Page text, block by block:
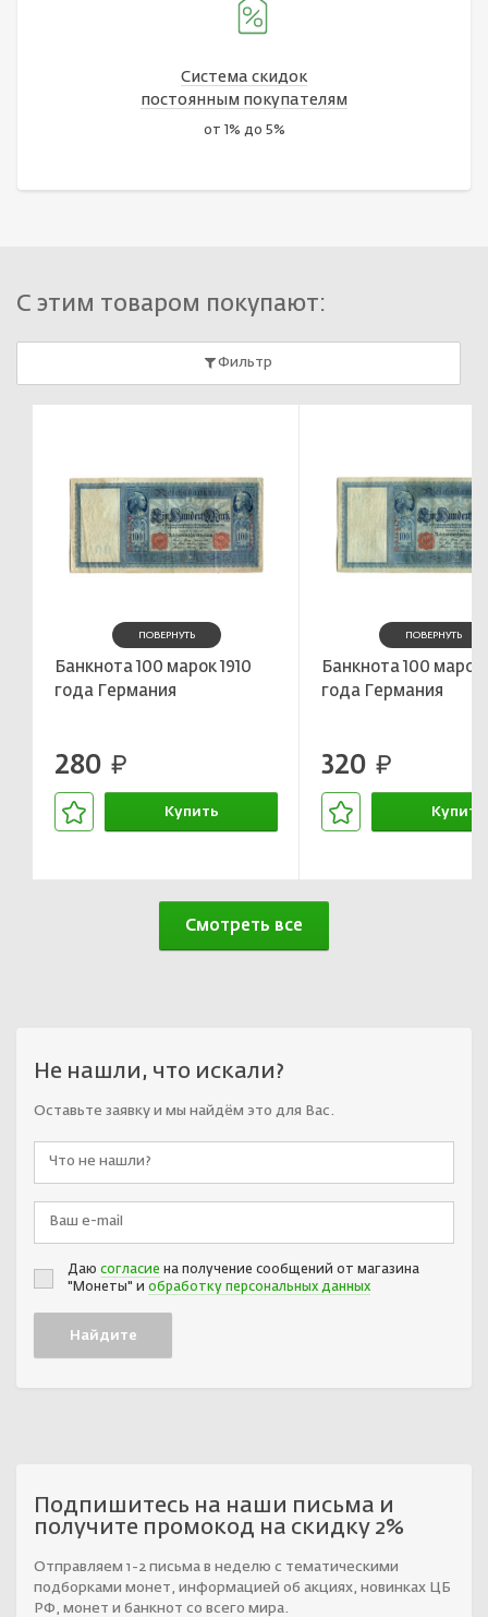
Система скидок
постоянным покупателям
от 1% до 5%
С этим товаром покупают:
Фильтр
ПОВЕРНУТЬ
Банкнота 100 марок 1910
года Германия
280 руб.
Купить
ПОВЕРНУТЬ
Банкнота 100 марок
года Германия
320 руб.
Купить
Смотреть все
Не нашли, что искали?
Оставьте заявку и мы найдём это для Вас.
Даю согласие на получение сообщений от магазина
"Монеты" и обработку персональных данных
Подпишитесь на наши письма и
получите промокод на скидку 2%
Отправляем 1-2 письма в неделю с тематическими
подборками монет, информацией об акциях, новинках ЦБ
РФ, монет и банкнот со всего мира.